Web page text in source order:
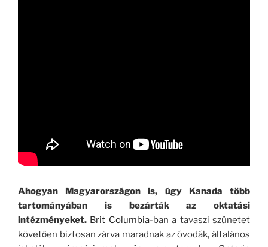
Ahogyan Magyarországon is, úgy Kanada több
tartományában is bezárták az oktatási
intézményeket. Brit Columbia-ban a tavaszi szünetet
követően biztosan zárva maradnak az óvodák, általános